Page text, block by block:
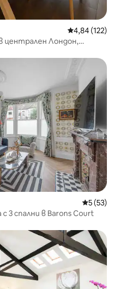
Средна
4,84 (122)
централен Лондон,
Средна
5 (53)
3 спални в Barons Court